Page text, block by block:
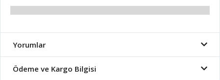
Yorumlar
Ödeme ve Kargo Bilgisi